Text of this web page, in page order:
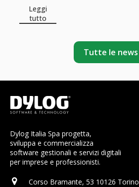
Leggi
tutto
Tutte le news
Dylog Italia Spa progetta,
sviluppa e commercializza
software gestionali e servizi digitali
per imprese e professionisti.
Corso Bramante, 53 10126 Torino